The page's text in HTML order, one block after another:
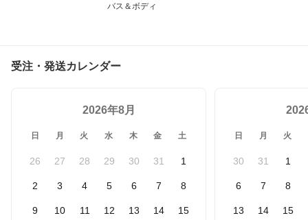
バス＆ボディ
受注・発送カレンダー
2026年8月
日 月 火 水 木 金 土
26 27 28 29 30 31 1
2 3 4 5 6 7 8
9 10 11 12 13 14 15
日 月 火
30 31 1
6 7 8
13 14 15